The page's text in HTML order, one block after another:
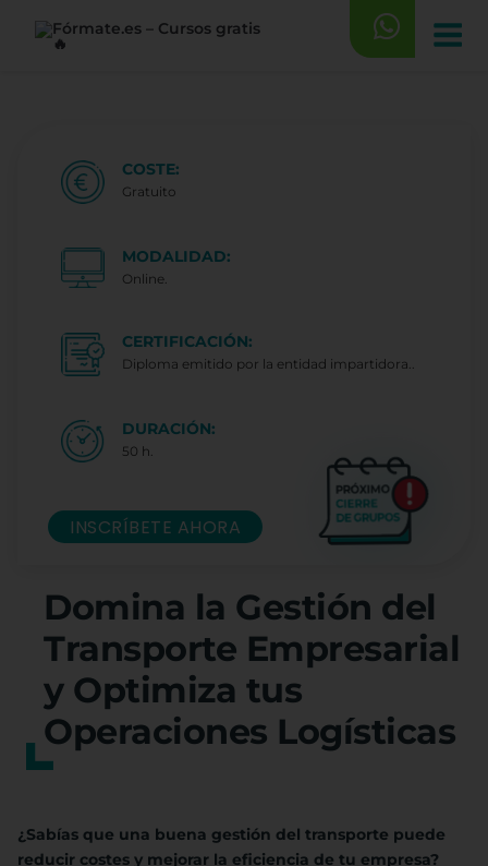
Domina la Gestión del
Transporte Empresarial
y Optimiza tus
Operaciones Logísticas
¿Sabías que una buena gestión del transporte puede
reducir costes y mejorar la eficiencia de tu empresa?
COSTE:
Gratuito
MODALIDAD:
Online.
CERTIFICACIÓN:
Diploma emitido por la entidad impartidora..
DURACIÓN:
50 h.
INSCRÍBETE AHORA